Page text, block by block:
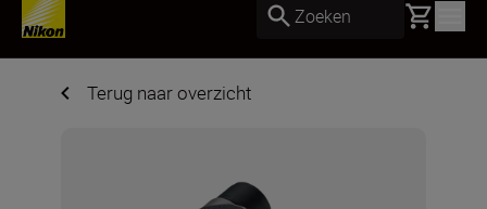
Zoeken Basket
Terug naar overzicht